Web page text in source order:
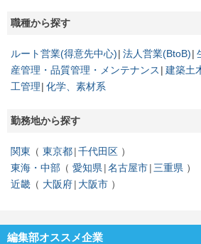
職種から探す
ルート営業(得意先中心) 法人営業(BtoB)
産管理・品質管理・メンテナンス
建築土
工管理 化学、素材系
勤務地から探す
関東 東京都 千代田区
東海・中部
愛知県 名古屋市 三重県
近畿
大阪府 大阪市
編集部オススメ企業